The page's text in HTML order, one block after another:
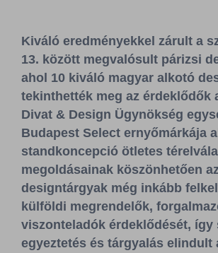
BCEFW360DBP
HFDASPOT
Kiváló eredményekkel zárult a
13. között megvalósult párizsi
ahol 10 kiváló magyar alkotó
tekinthették meg az érdeklődők
Divat & Design Ügynökség
Budapest Select ernyőmárkája
standkoncepció ötletes
megoldásainak köszönhetően
designtárgyak még inkább
külföldi megrendelők,
viszonteladók érdeklődését, így
egyeztetés és tárgyalás elindult